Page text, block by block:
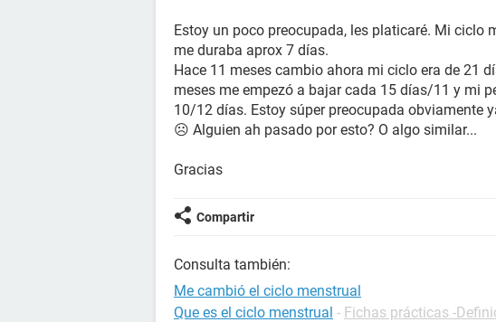
Estoy un poco preocupada, les platicaré. Mi ciclo
me duraba aprox 7 días.
Hace 11 meses cambio ahora mi ciclo era de 21
meses me empezó a bajar cada 15 días/11 y mi
10/12 días. Estoy súper preocupada obviamente
☹ Alguien ah pasado por esto? O algo similar...
Gracias
Compartir
Consulta también:
Me cambió el ciclo menstrual
Que es el ciclo menstrual - Fichas prácticas -